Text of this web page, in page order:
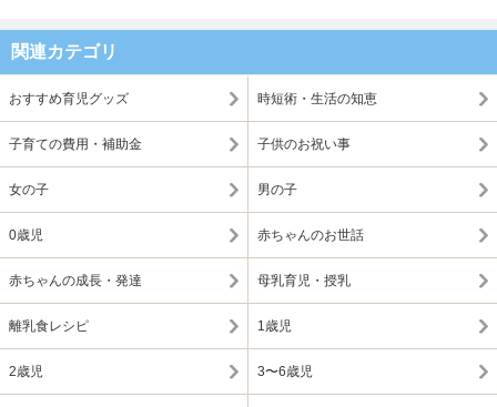
関連カテゴリ
おすすめ育児グッズ 時短術・生活の知恵
子育ての費用・補助金 子供のお祝い事
女の子 男の子
0歳児 赤ちゃんのお世話
赤ちゃんの成長・発達 母乳育児・授乳
離乳食レシピ 1歳児
2歳児 3〜6歳児